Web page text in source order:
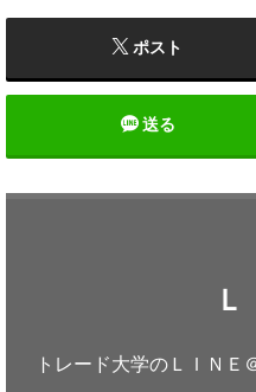
ポスト
送る
トレード大学のＬＩＮ